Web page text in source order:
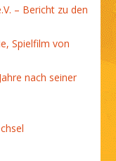
– Bericht zu den
Spielfilm von
nach seiner